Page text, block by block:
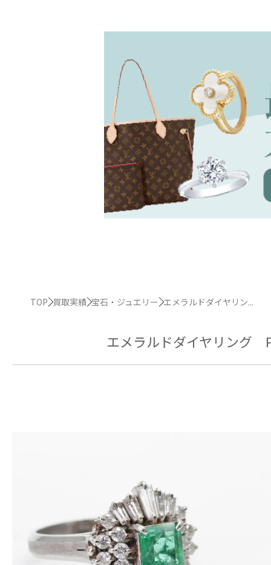
TOP 買取実績 宝石・ジュエリー エメラルドダイヤリン...
エメラルドダイヤリング